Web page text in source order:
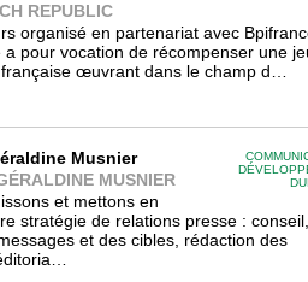
REPUBLIC
organisé en partenariat avec
a pour vocation de récompenser une
œuvrant dans le champ d…
Musnier
MUSNIER
et mettons en
stratégie de relations presse : conseil,
et des cibles, rédaction des